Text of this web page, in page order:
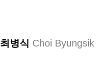
최병식 Choi Byungsik